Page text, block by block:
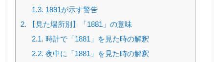
1.3. 1881が示す警告
2. 【見た場所別】「1881」の意味
2.1. 時計で「1881」を見た時の解釈
2.2. 夜中に「1881」を見た時の解釈